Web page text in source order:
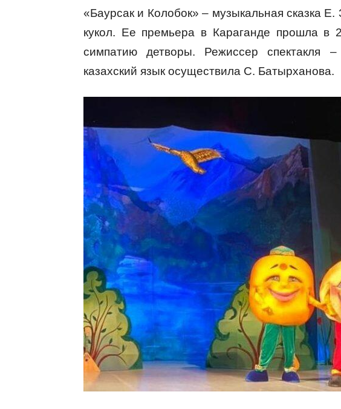
«Баурсак и Колобок» – музыкальная сказка
кукол. Ее премьера в Караганде прошла в
симпатию детворы. Режиссер спектакля
казахский язык осуществила С. Батырханова.